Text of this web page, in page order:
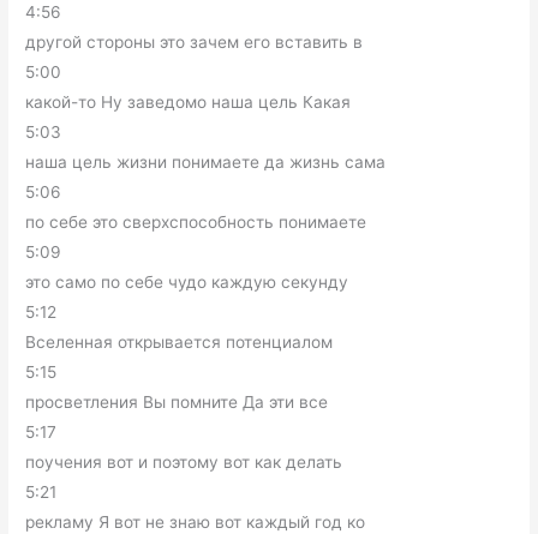
4:56
другой стороны это зачем его вставить в
5:00
какой-то Ну заведомо наша цель Какая
5:03
наша цель жизни понимаете да жизнь сама
5:06
по себе это сверхспособность понимаете
5:09
это само по себе чудо каждую секунду
5:12
Вселенная открывается потенциалом
5:15
просветления Вы помните Да эти все
5:17
поучения вот и поэтому вот как делать
5:21
рекламу Я вот не знаю вот каждый год ко